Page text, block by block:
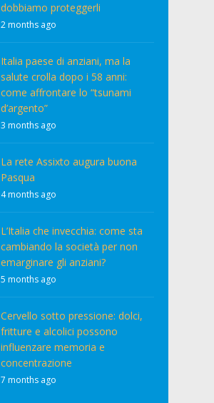
dobbiamo proteggerli
2 months ago
Italia paese di anziani, ma la
salute crolla dopo i 58 anni:
come affrontare lo “tsunami
d’argento”
3 months ago
La rete Assixto augura buona
Pasqua
4 months ago
L’Italia che invecchia: come sta
cambiando la società per non
emarginare gli anziani?
5 months ago
Cervello sotto pressione: dolci,
fritture e alcolici possono
influenzare memoria e
concentrazione
7 months ago